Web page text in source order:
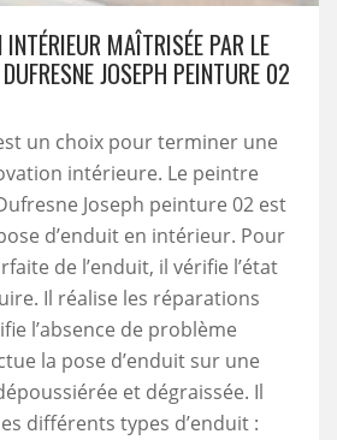
INTÉRIEUR MAÎTRISÉE PAR LE
JOSEPH PEINTURE 02
un choix pour terminer une
intérieure. Le peintre
Joseph peinture 02 est
d’enduit en intérieur. Pour
de l’enduit, il vérifie l’état
Il réalise les réparations
l’absence de problème
la pose d’enduit sur une
et dégraissée. Il
différents types d’enduit :